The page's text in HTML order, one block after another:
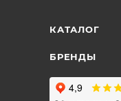
КАТАЛОГ
БРЕНДЫ